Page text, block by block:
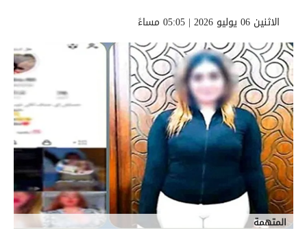
الاثنين 06 يوليو 2026 | 05:05 مساءً
المتهمة